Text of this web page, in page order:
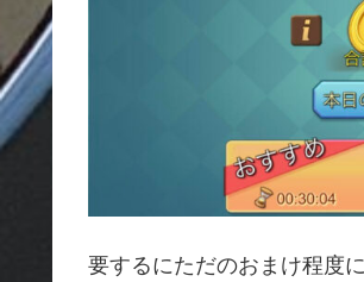
要するにただのおまけ程度